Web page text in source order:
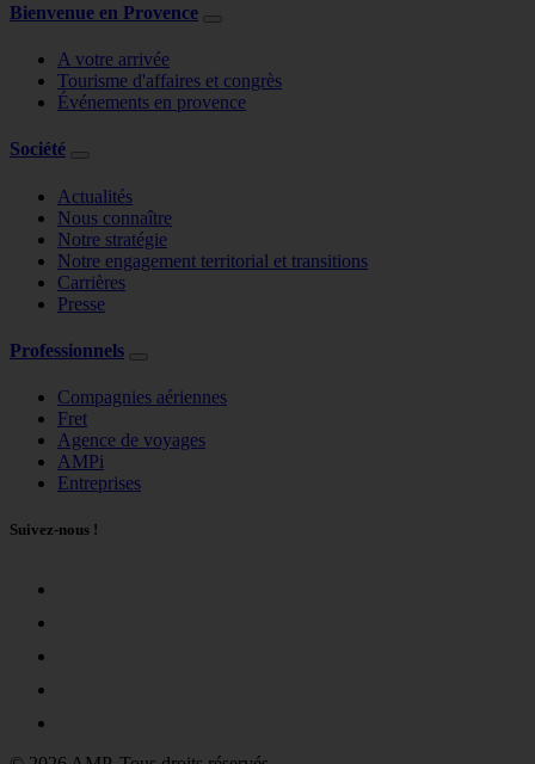
Bienvenue en Provence
A votre arrivée
Tourisme d'affaires et congrès
Événements en provence
Société
Actualités
Nous connaître
Notre stratégie
Notre engagement territorial et transitions
Carrières
Presse
Professionnels
Compagnies aériennes
Fret
Agence de voyages
AMPi
Entreprises
Suivez-nous !